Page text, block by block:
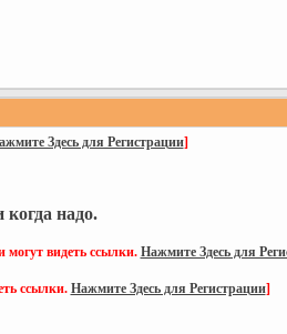
Здесь для Регистрации]
надо.
могут видеть ссылки. Нажмите Здесь для
ссылки. Нажмите Здесь для Регистрации]